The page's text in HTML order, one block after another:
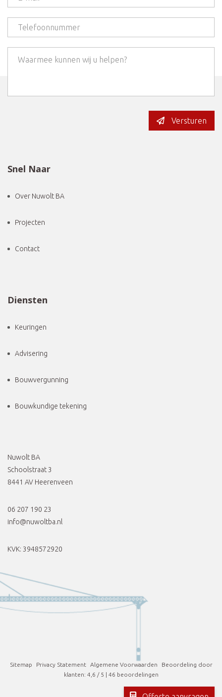
info@nuwoltba.nl
06 207 190 23
Versturen
Snel Naar
Over Nuwolt BA
Projecten
Contact
Diensten
Keuringen
Advisering
Bouwvergunning
Bouwkundige tekening
Nuwolt BA
Schoolstraat 3
8441 AV Heerenveen
06 207 190 23
info@nuwoltba.nl
KVK: 3948572920
Sitemap Privacy Statement Algemene Voorwaarden Beoordeling door
klanten: 4,6 / 5 46 beoordelingen